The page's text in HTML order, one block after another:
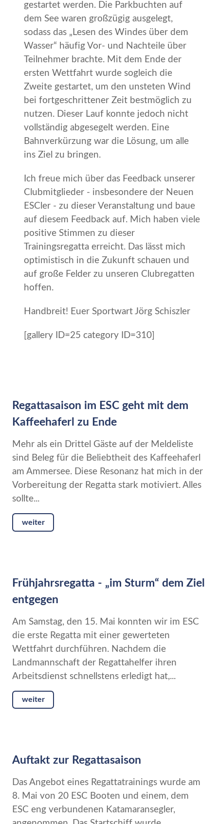
gestartet werden. Die Parkbuchten auf
dem See waren großzügig ausgelegt,
sodass das „Lesen des Windes über dem
Wasser“ häufig Vor- und Nachteile über
Teilnehmer brachte. Mit dem Ende der
ersten Wettfahrt wurde sogleich die
Zweite gestartet, um den unsteten Wind
bei fortgeschrittener Zeit bestmöglich zu
nutzen. Dieser Lauf konnte jedoch nicht
vollständig abgesegelt werden. Eine
Bahnverkürzung war die Lösung, um alle
ins Ziel zu bringen.
Ich freue mich über das Feedback unserer
Clubmitglieder - insbesondere der Neuen
ESCler - zu dieser Veranstaltung und baue
auf diesem Feedback auf. Mich haben viele
positive Stimmen zu dieser
Trainingsregatta erreicht. Das lässt mich
optimistisch in die Zukunft schauen und
auf große Felder zu unseren Clubregatten
hoffen.
Handbreit! Euer Sportwart Jörg Schiszler
[gallery ID=25 category ID=310]
Regattasaison im ESC geht mit dem
Kaffeehaferl zu Ende
Mehr als ein Drittel Gäste auf der Meldeliste
sind Beleg für die Beliebtheit des Kaffeehaferl
am Ammersee. Diese Resonanz hat mich in der
Vorbereitung der Regatta stark motiviert. Alles
sollte...
weiter
Frühjahrsregatta - „im Sturm“ dem Ziel
entgegen
Am Samstag, den 15. Mai konnten wir im ESC
die erste Regatta mit einer gewerteten
Wettfahrt durchführen. Nachdem die
Landmannschaft der Regattahelfer ihren
Arbeitsdienst schnellstens erledigt hat,...
weiter
Auftakt zur Regattasaison
Das Angebot eines Regattatrainings wurde am
8. Mai von 20 ESC Booten und einem, dem
ESC eng verbundenen Katamaransegler,